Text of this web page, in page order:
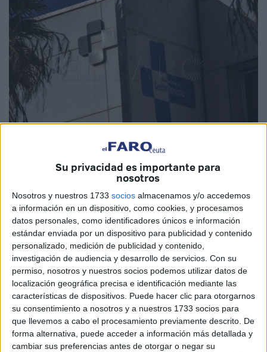
Su privacidad es importante para
nosotros
Nosotros y nuestros 1733 socios almacenamos y/o accedemos
a información en un dispositivo, como cookies, y procesamos
datos personales, como identificadores únicos e información
estándar enviada por un dispositivo para publicidad y contenido
personalizado, medición de publicidad y contenido,
investigación de audiencia y desarrollo de servicios. Con su
permiso, nosotros y nuestros socios podemos utilizar datos de
localización geográfica precisa e identificación mediante las
características de dispositivos. Puede hacer clic para otorgarnos
su consentimiento a nosotros y a nuestros 1733 socios para
que llevemos a cabo el procesamiento previamente descrito. De
forma alternativa, puede acceder a información más detallada y
cambiar sus preferencias antes de otorgar o negar su
Imagen de archivo
El Ministerio de Sanidad, a través del Instituto Nacional
de Gestión Sanitaria(Ingesa), está trabajando en las
bases y baremos de méritos para sacar a oposición en
Melilla y Ceuta un máximo de 316 plazas, 34 de ellas a
través del turno de promoción interna, de lasOfertas de
Empleo Público de 2022, 2023 y 2024.
La Mesa Sectorial del Ingesa, foro de negociación
colectiva de las condiciones de trabajo del personal